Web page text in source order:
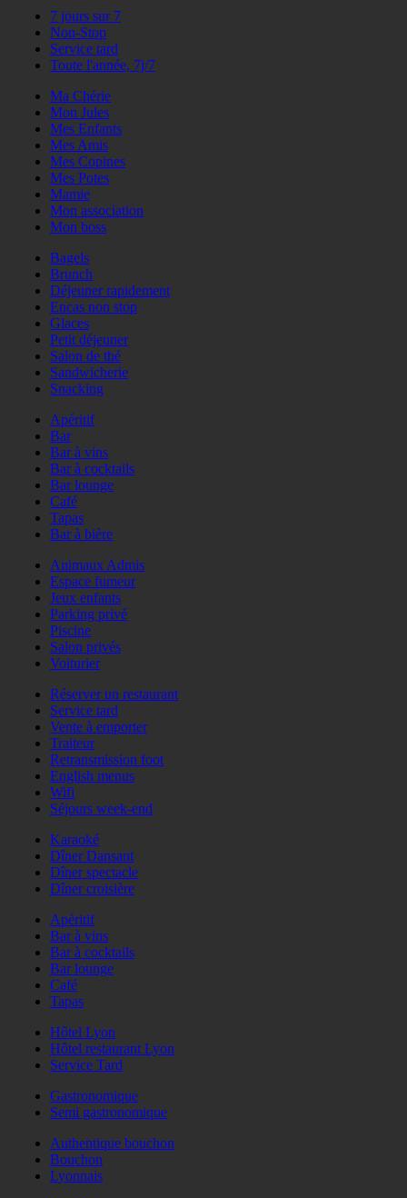
7 jours sur 7
Non-Stop
Service tard
Toute l'année, 7j/7
Ma Chérie
Mon Jules
Mes Enfants
Mes Amis
Mes Copines
Mes Potes
Mamie
Mon association
Mon boss
Bagels
Brunch
Déjeuner rapidement
Encas non stop
Glaces
Petit déjeuner
Salon de thé
Sandwicherie
Snacking
Apéritif
Bar
Bar à vins
Bar à cocktails
Bar lounge
Café
Tapas
Bar à bière
Animaux Admis
Espace fumeur
Jeux enfants
Parking privé
Piscine
Salon privés
Voiturier
Réserver un restaurant
Service tard
Vente à emporter
Traiteur
Retransmission foot
English menus
Wifi
Séjours week-end
Karaoké
Dîner Dansant
Dîner spectacle
Dîner croisière
Apéritif
Bar à vins
Bar à cocktails
Bar lounge
Café
Tapas
Hôtel Lyon
Hôtel restaurant Lyon
Service Tard
Gastronomique
Semi gastronomique
Authentique bouchon
Bouchon
Lyonnais